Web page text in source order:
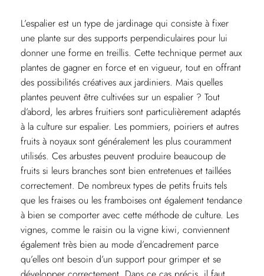
L’espalier est un type de jardinage qui consiste à fixer
une plante sur des supports perpendiculaires pour lui
donner une forme en treillis. Cette technique permet aux
plantes de gagner en force et en vigueur, tout en offrant
des possibilités créatives aux jardiniers. Mais quelles
plantes peuvent être cultivées sur un espalier ? Tout
d’abord, les arbres fruitiers sont particulièrement adaptés
à la culture sur espalier. Les pommiers, poiriers et autres
fruits à noyaux sont généralement les plus couramment
utilisés. Ces arbustes peuvent produire beaucoup de
fruits si leurs branches sont bien entretenues et taillées
correctement. De nombreux types de petits fruits tels
que les fraises ou les framboises ont également tendance
à bien se comporter avec cette méthode de culture. Les
vignes, comme le raisin ou la vigne kiwi, conviennent
également très bien au mode d’encadrement parce
qu’elles ont besoin d’un support pour grimper et se